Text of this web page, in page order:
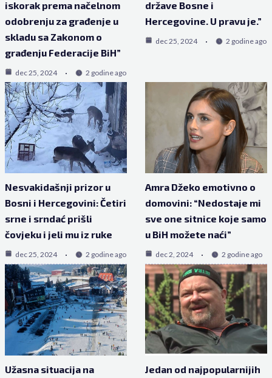
iskorak prema načelnom
odobrenju za građenje u
skladu sa Zakonom o
građenju Federacije BiH”
dec 25, 2024 2 godine ago
države Bosne i
Hercegovine. U pravu je.”
dec 25, 2024 2 godine ago
Nesvakidašnji prizor u
Bosni i Hercegovini: Četiri
srne i srndać prišli
čovjeku i jeli mu iz ruke
dec 25, 2024 2 godine ago
Amra Džeko emotivno o
domovini: “Nedostaje mi
sve one sitnice koje samo
u BiH možete naći”
dec 2, 2024 2 godine ago
Užasna situacija na
Jedan od najpopularnijih